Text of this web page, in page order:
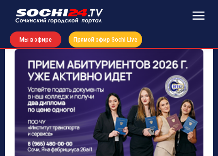
Мы в эфире Прямой эфир Sochi Live